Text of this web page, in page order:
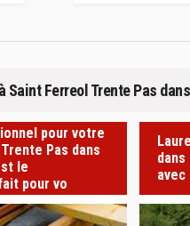
Ferreol Trente Pas
pour votre
Pas dans
le
pour vo